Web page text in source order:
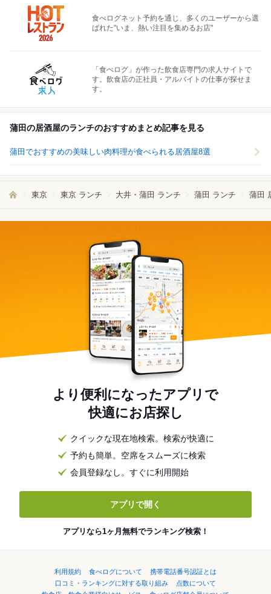
食べログネット予約を通じ、多くのユーザーから選
ばれた"いま、熱い注目を集めるお店"
「食べログ」が作った飲食店専門の求人サイトで
す。飲食店の正社員・アルバイトの仕事が探せま
す。
蒲田の居酒屋のランチのおすすめまとめ記事を見る
蒲田でおすすめの美味しい肉料理が食べられる居酒屋8選
東京 東京 ランチ 大井・蒲田 ランチ 蒲田 ランチ 蒲田
より便利になったアプリで
快適にお店探し
クイックな現在地検索。検索が快適に
予約も簡単。空席をスムーズに検索
会員登録なし。すぐに利用開始
アプリで開く
アプリなら1ヶ月無料でランキング検索！
利用規約 食べログについて
携帯電話番号認証とは
口コミ・ランキングに対する取り組み
点数について